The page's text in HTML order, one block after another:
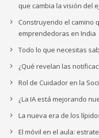
que cambia la visión del
Construyendo el camino
emprendedoras en India
Todo lo que necesitas
¿Qué revelan las
Rol de Cuidador en la
¿La IA está mejorando
La nueva era de los
El móvil en el aula: